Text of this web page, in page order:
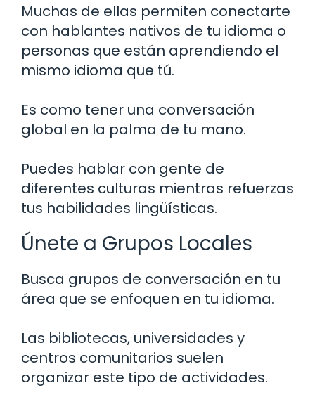
Muchas de ellas permiten conectarte
con hablantes nativos de tu idioma o
personas que están aprendiendo el
mismo idioma que tú.
Es como tener una conversación
global en la palma de tu mano.
Puedes hablar con gente de
diferentes culturas mientras refuerzas
tus habilidades lingüísticas.
Únete a Grupos Locales
Busca grupos de conversación en tu
área que se enfoquen en tu idioma.
Las bibliotecas, universidades y
centros comunitarios suelen
organizar este tipo de actividades.